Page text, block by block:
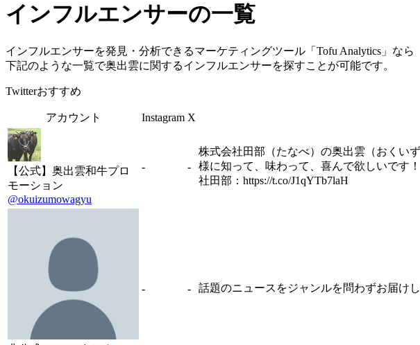
インフルエンサーの一覧
インフルエンサーを発見・分析できるマーケティングツール「Tofu Analytics」なら
下記のような一覧で奥出雲に関するインフルエンサーを探すことが可能です。
Twitterおすすめ
アカウント Instagram X
【公式】奥出雲和牛プロ
モーション
@okuizumowagyu
- -
株式会社田部（たなべ）の奥出雲（おくい
様に知って、味わって、喜んで欲しいです
社田部：https://t.co/J1qYTb7laH
- - 話題のニュースをジャンルを問わずお届け